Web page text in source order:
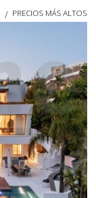
/ PRECIOS MÁS ALTOS